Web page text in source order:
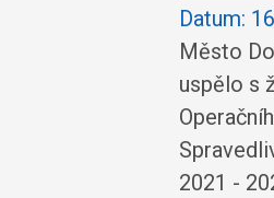
Datum:
Město
uspělo s
2021 -